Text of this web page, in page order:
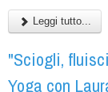
Leggi tutto...
"Sciogli,
Yoga con